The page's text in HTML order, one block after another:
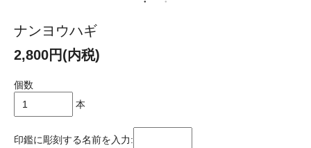
ナンヨウハギ
2,800円(内税)
個数
本
印鑑に彫刻する名前を入力: